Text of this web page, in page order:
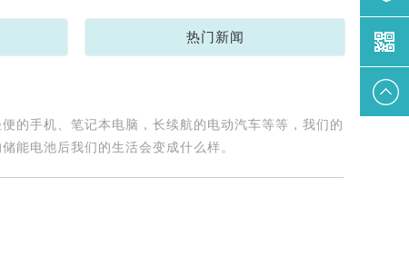
热门新闻
的手机、笔记本电脑，长续航的电动汽车等等，我们的
能电池后我们的生活会变成什么样。